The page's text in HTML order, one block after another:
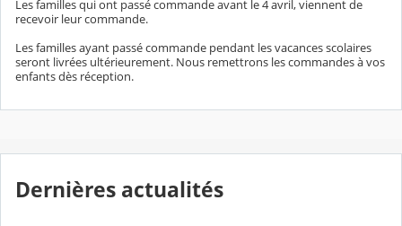
Les familles qui ont passé commande avant le 4 avril, viennent de
recevoir leur commande.
Les familles ayant passé commande pendant les vacances scolaires
seront livrées ultérieurement. Nous remettrons les commandes à vos
enfants dès réception.
Dernières actualités